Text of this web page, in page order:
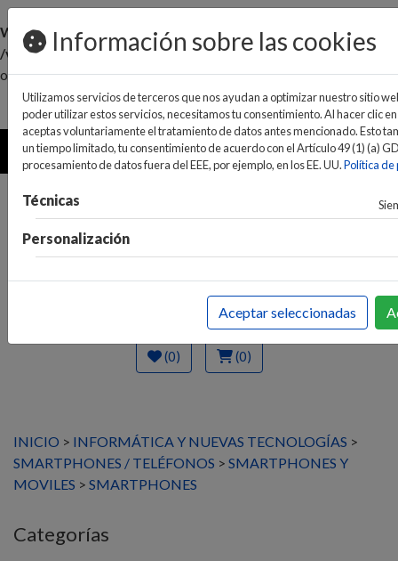
Warning: Invalid argument supplied for foreach() in
/var/www/vhosts/ideaelectrodomesticos.com/httpdocs/
on line466
pedidos@ideaelectrodomesticos.com
924 047 836
MENU
(0) (0)
INICIO > INFORMÁTICA Y NUEVAS TECNOLOGÍAS >
SMARTPHONES / TELÉFONOS > SMARTPHONES Y
MOVILES > SMARTPHONES
Categorías
Información sobre las cookies
Utilizamos servicios de terceros que nos ayudan a optimizar nuestro sitio
poder utilizar estos servicios, necesitamos tu consentimiento. Al hacer clic
aceptas voluntariamente el tratamiento de datos antes mencionado. Esto
un tiempo limitado, tu consentimiento de acuerdo con el Artículo 49 (1) (a)
procesamiento de datos fuera del EEE, por ejemplo, en los EE. UU.Política
Técnicas
Personalización
Aceptar seleccionadas